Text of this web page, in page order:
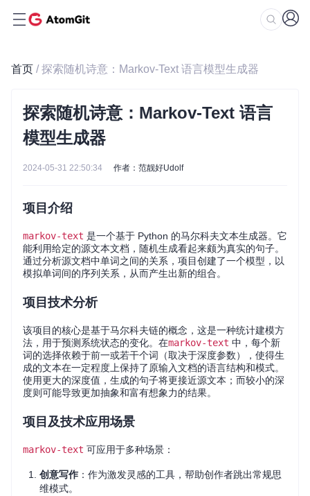
首页 / 探索随机诗意：Markov-Text 语言模型生成器
探索随机诗意：Markov-Text 语言
模型生成器
2024-05-31 22:50:34 作者：范靓好Udolf
项目介绍
markov-text 是一个基于 Python 的马尔科夫文本生成器。它
能利用给定的源文本文档，随机生成看起来颇为真实的句子。
通过分析源文档中单词之间的关系，项目创建了一个模型，以
模拟单词间的序列关系，从而产生出新的组合。
项目技术分析
该项目的核心是基于马尔科夫链的概念，这是一种统计建模方
法，用于预测系统状态的变化。在markov-text 中，每个新
词的选择依赖于前一或若干个词（取决于深度参数），使得生
成的文本在一定程度上保持了原输入文档的语言结构和模式。
使用更大的深度值，生成的句子将更接近源文本；而较小的深
度则可能导致更加抽象和富有想象力的结果。
项目及技术应用场景
markov-text 可应用于多种场景：
创意写作 ：作为激发灵感的工具，帮助创作者跳出常规思
维模式。